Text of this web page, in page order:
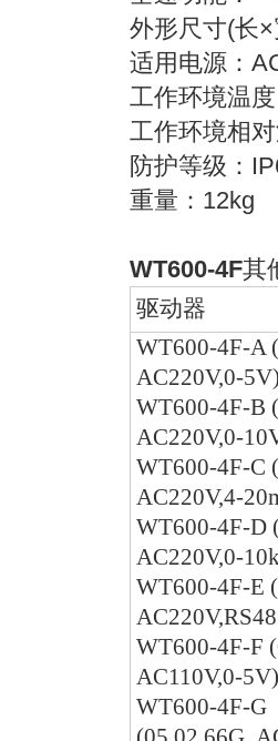
外形尺寸(长
适用电源：
工作环境温
工作环境相
防护等级：
重量：12kg
WT600-4F其
驱动器
WT600-4F-A
AC220V,0-
WT600-4F-B
AC220V,0-
WT600-4F-C
AC220V,4-
WT600-4F-D
AC220V,0-
WT600-4F-E
WT600-4F-F
AC110V,0-5V)
WT600-4F-G